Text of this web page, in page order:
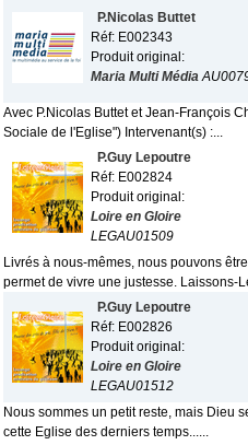
P.Nicolas Buttet
Réf: E002343
Produit original:
Maria Multi Média
Avec P.Nicolas Buttet et Jean-François
Sociale de l'Eglise") Intervenant(s) :...
P.Guy Lepoutre
Réf: E002824
Produit original:
Loire en Gloire
LEGAU01509
Livrés à nous-mêmes, nous pouvons
permet de vivre une justesse. Laissons-
P.Guy Lepoutre
Réf: E002826
Produit original:
Loire en Gloire
LEGAU01512
Nous sommes un petit reste, mais Dieu
cette Eglise des derniers temps......